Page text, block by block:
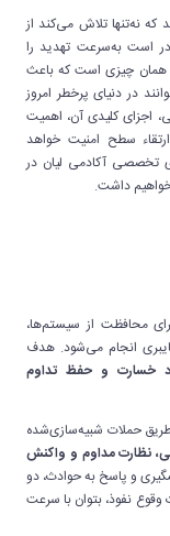
نه‌تنها تلاش می‌کند از
است به‌سرعت تهدید را
همان چیزی است که باعث
در دنیای پرخطر امروز
اجزای کلیدی آن، اهمیت
سطح امنیت خواهد
تخصصی آکادمی لیان در
خواهیم داشت.
محافظت از سیستم‌ها،
انجام می‌شود. هدف
خسارت و حفظ تداوم
حملات شبیه‌سازی‌شده
نظارت مداوم و واکنش
و پاسخ به حوادث، دو
نفوذ، بتوان با سرعت